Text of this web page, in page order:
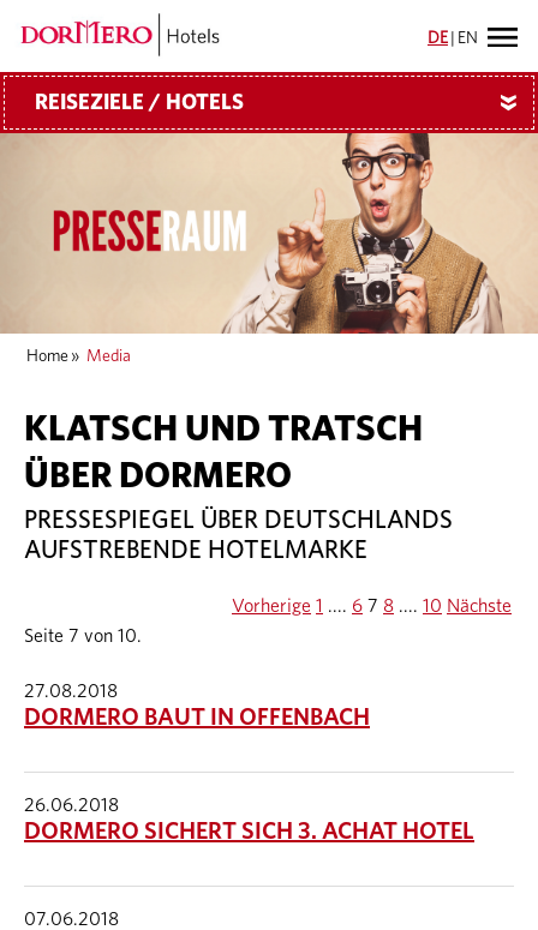
DE EN
REISEZIELE / HOTELS »
Home » Media
KLATSCH UND TRATSCH
ÜBER DORMERO
PRESSESPIEGEL ÜBER DEUTSCHLANDS
AUFSTREBENDE HOTELMARKE
Seite 7 von 10.
Vorherige 1 .... 6 7 8 .... 10 Nächste
27.08.2018
DORMERO BAUT IN OFFENBACH
26.06.2018
DORMERO SICHERT SICH 3. ACHAT HOTEL
07.06.2018